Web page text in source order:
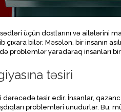
üçün dostlarını və ailələrini
bilər. Məsələn, bir insanın
problemlər yaradaraq insanları
təsiri
dərəcədə təsir edir. İnsanlar,
problemləri unudurlar. Bu,